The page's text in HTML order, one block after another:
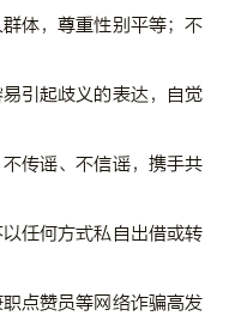
体，尊重性别平等；不
引起歧义的表达，自觉
传谣、不信谣，携手共
任何方式私自出借或转
点赞员等网络诈骗高发